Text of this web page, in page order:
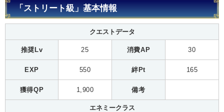
「ストリート級」基本情報
クエストデータ
推奨Lv 25 消費AP 30
EXP 550 絆Pt 165
獲得QP 1,900 備考
エネミークラス